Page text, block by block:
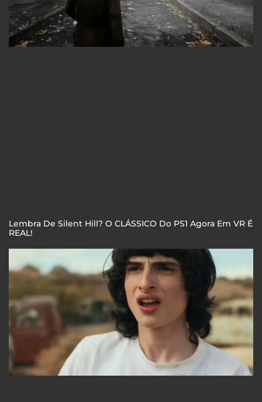
Lembra De Silent Hill? O CLÁSSICO Do PS1 Agora Em VR É
REAL!